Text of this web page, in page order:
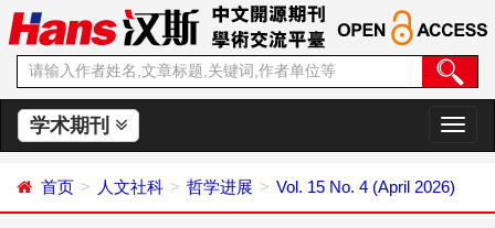
学术期刊
切
换
航
首页 人文社科 哲学进展 Vol. 15 No. 4 (April 2026)